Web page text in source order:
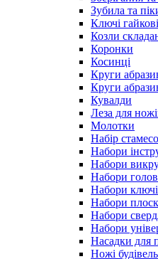
Зубила та
Ключі гайкові
Козли
Коронки
Косинці
Круги
Круги
Кувалди
Леза для
Молотки
Набір
Набори
Набори
Набори
Набори
Набори
Набори
Набори
Насадки для
Ножі